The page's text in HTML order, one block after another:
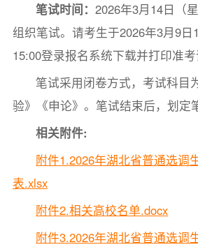
笔试时间：2026年3月14日（
组织笔试。请考生于2026年3月9日
15:00登录报名系统下载并打印准考
笔试采用闭卷方式，考试科目
验》《申论》。笔试结束后，划定
相关附件:
附件1.2026年湖北省普通选调
表.xlsx
附件2.相关高校名单.docx
附件3.2026年湖北省普通选调